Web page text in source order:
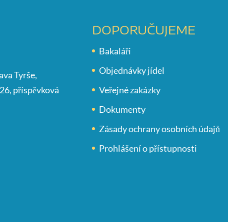
Tyrše,
příspěvková
DOPORUČUJEME
Bakaláři
Objednávky jídel
Veřejné zakázky
Dokumenty
Zásady ochrany osobních údajů
Prohlášení o přístupnosti